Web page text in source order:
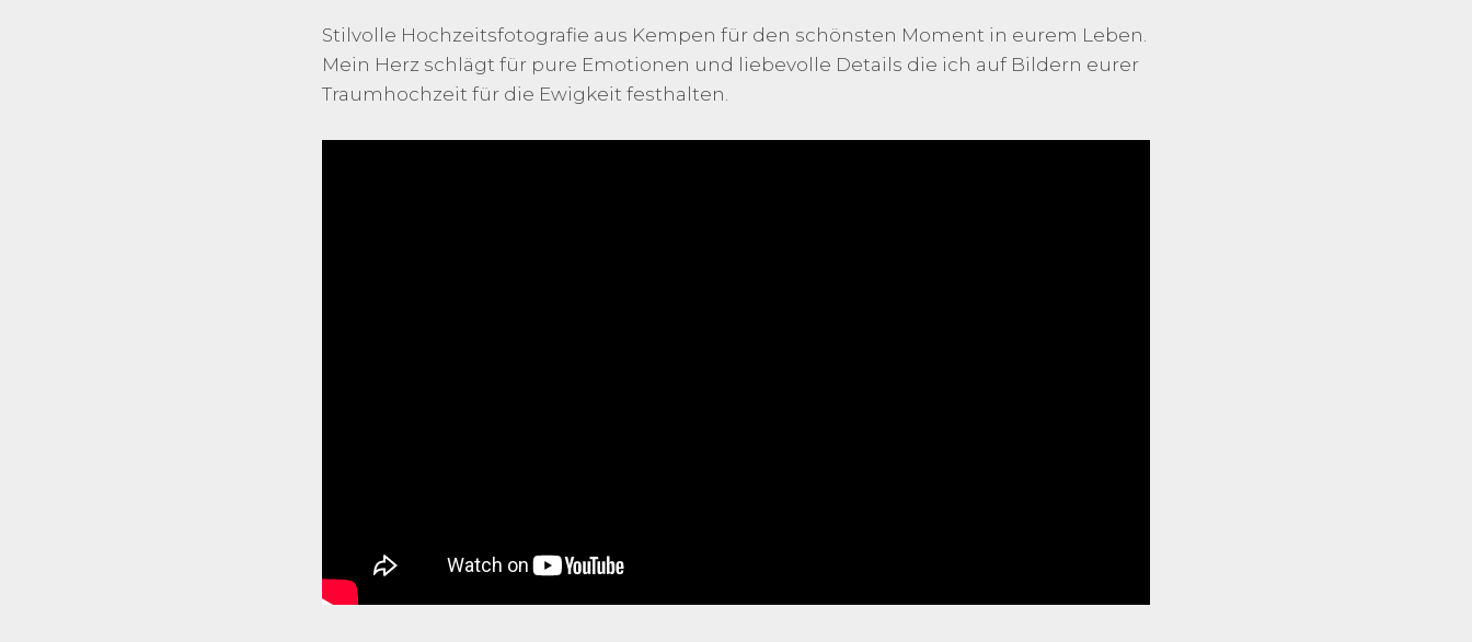
Stilvolle Hochzeitsfotografie aus Kempen für den schönsten Moment in eurem Leben.
Mein Herz schlägt für pure Emotionen und liebevolle Details die ich auf Bildern eurer
Traumhochzeit für die Ewigkeit festhalten.